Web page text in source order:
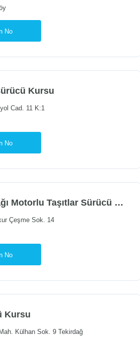
No
Kursu
Cad. 11 K:1
No
Özel Gökkuşağı Motorlu Taşıtlar Sürücü Kursu
Çeşme Sok. 14
No
Kursu
Külhan Sok. 9 Tekirdağ